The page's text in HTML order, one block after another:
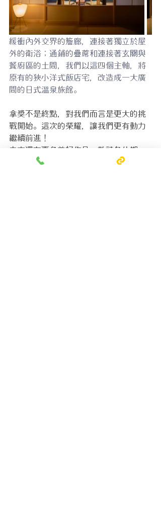
緩衝內外交界的簷廊，連接著獨立於屋
外的衛浴；通鋪的疊蓆和連接著玄關與
餐廚區的土間，我們以這四個主軸，將
原有的狹小洋式飯店宅，改造成一大廣
間的日式溫泉旅館。
拿獎不是終點，對我們而言是更大的挑
戰開始。這次的榮耀，讓我們更有動力
繼續前進！
未來還有更多美好作品，敬請各位期